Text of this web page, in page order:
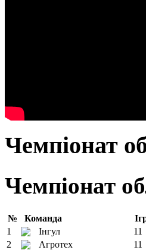
Чемпіонат
Чемпіонат
№ Команда
1
Інгул 11
2
Агротех 11